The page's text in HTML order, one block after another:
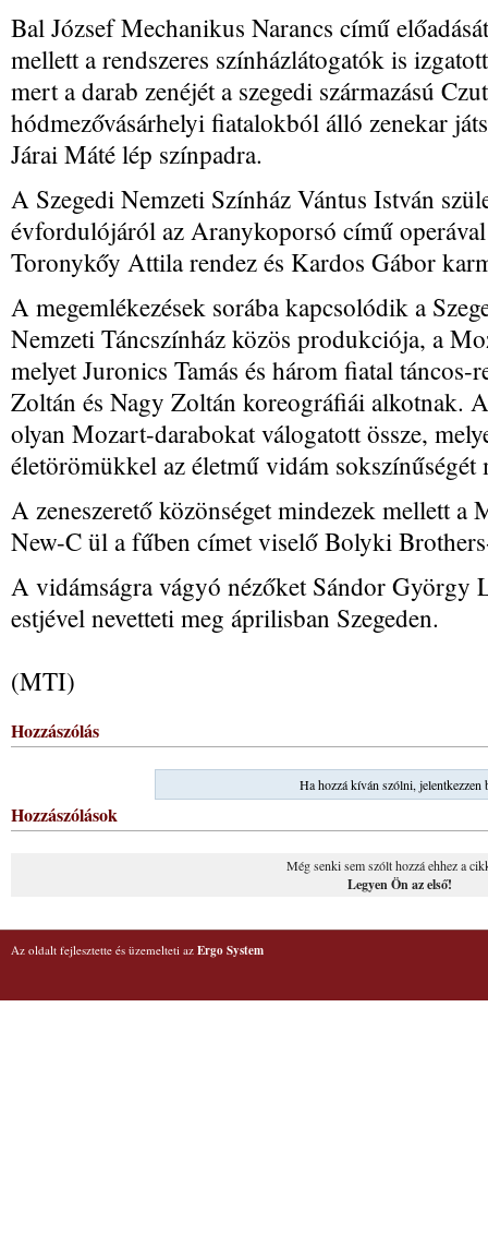
Bal József Mechanikus Narancs című
mellett a rendszeres színházlátogatók is
mert a darab zenéjét a szegedi származású
hódmezővásárhelyi fiatalokból álló zenekar
Járai Máté lép színpadra.
A Szegedi Nemzeti Színház Vántus István
évfordulójáról az Aranykoporsó című
Toronykőy Attila rendez és Kardos Gábor
A megemlékezések sorába kapcsolódik a
Nemzeti Táncszínház közös produkciója, a
melyet Juronics Tamás és három fiatal
Zoltán és Nagy Zoltán koreográfiái alkotnak.
olyan Mozart-darabokat válogatott össze,
életörömükkel az életmű vidám sokszínűségét
A zeneszerető közönséget mindezek mellett a
New-C ül a fűben címet viselő Bolyki
A vidámságra vágyó nézőket Sándor György
estjével nevetteti meg áprilisban Szegeden.
(MTI)
Hozzászólás
Ha hozzá kíván szólni, jelentkezzen
Hozzászólások
Még senki sem szólt hozzá ehhez a
Legyen Ön az első!
Az oldalt fejlesztette és üzemelteti az Ergo System